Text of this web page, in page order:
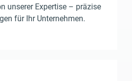
unserer Expertise – präzise
für Ihr Unternehmen.